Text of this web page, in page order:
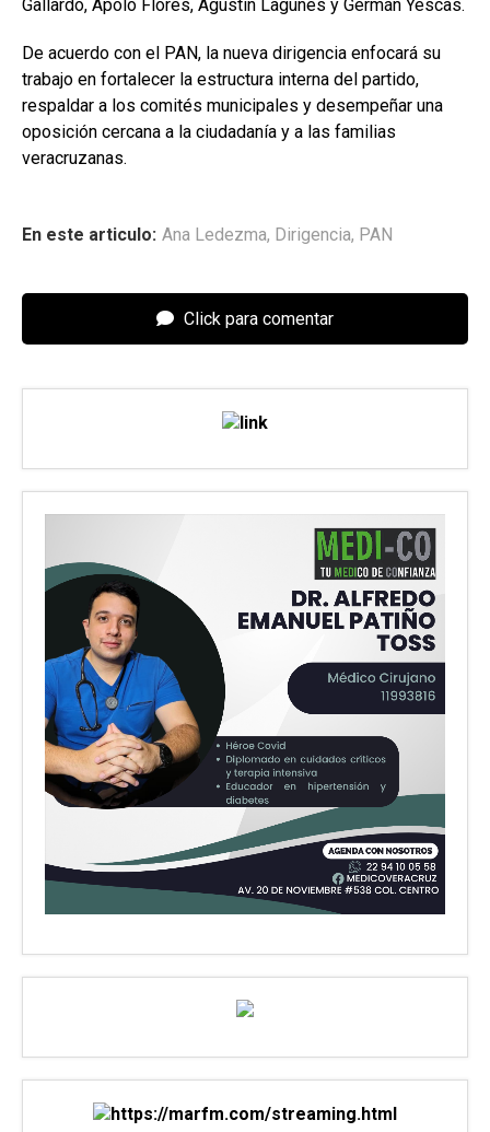
Gallardo, Apolo Flores, Agustín Lagunes y Germán Yescas.
De acuerdo con el PAN, la nueva dirigencia enfocará su
trabajo en fortalecer la estructura interna del partido,
respaldar a los comités municipales y desempeñar una
oposición cercana a la ciudadanía y a las familias
veracruzanas.
En este articulo: Ana Ledezma, Dirigencia, PAN
Click para comentar